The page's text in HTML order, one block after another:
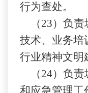
行为查处。
（23）负
技术、业务培
行业精神文明
（24）负
和应急管理工